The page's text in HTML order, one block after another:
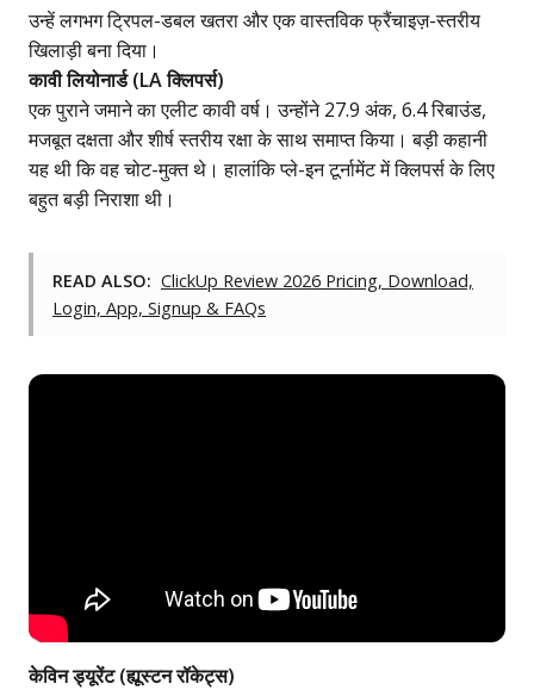
उन्हें लगभग ट्रिपल-डबल खतरा और एक वास्तविक फ्रैंचाइज़-स्तरीय
खिलाड़ी बना दिया।
कावी लियोनार्ड (LA क्लिपर्स)
एक पुराने जमाने काएलीट कावी वर्ष । उन्होंने 27.9 अंक, 6.4 रिबाउंड,
मजबूत दक्षता और शीर्ष स्तरीय रक्षा के साथ समाप्त किया। बड़ी कहानी
यह थी कि वह चोट-मुक्त थे। हालांकि प्ले-इन टूर्नामेंट में क्लिपर्स के लिए
बहुत बड़ी निराशा थी।
READ ALSO: ClickUp Review 2026 Pricing, Download,
Login, App, Signup & FAQs
केविन ड्यूरेंट (ह्यूस्टन रॉकेट्स)